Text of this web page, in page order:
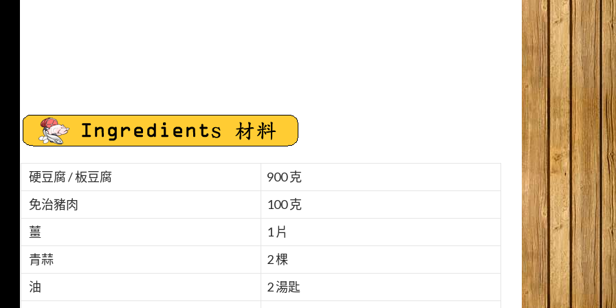
硬豆腐 / 板豆腐
900 克
免治豬肉
100 克
薑
1 片
青蒜
2 棵
油
2 湯匙